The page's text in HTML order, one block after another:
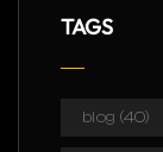
TAGS
blog (40)